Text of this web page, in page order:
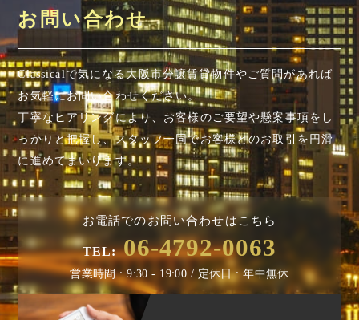
お問い合わせ
Classicalで気になる大阪市分譲賃貸物件やご質問があれば
お気軽にお問い合わせください。
丁寧なヒアリングにより、お客様のご要望や懸案事項を し
っかりと把握し、スタッフ一同でお客様とのお取引を円滑
に進めてまいります。
お電話でのお問い合わせはこちら
TEL: 06-4792-0063
営業時間 : 9:30 - 19:00 / 定休日 : 年中無休